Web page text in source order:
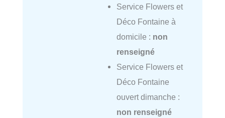
Service Flowers et
Déco Fontaine à
domicile : non
renseigné
Service Flowers et
Déco Fontaine
ouvert dimanche :
non renseigné